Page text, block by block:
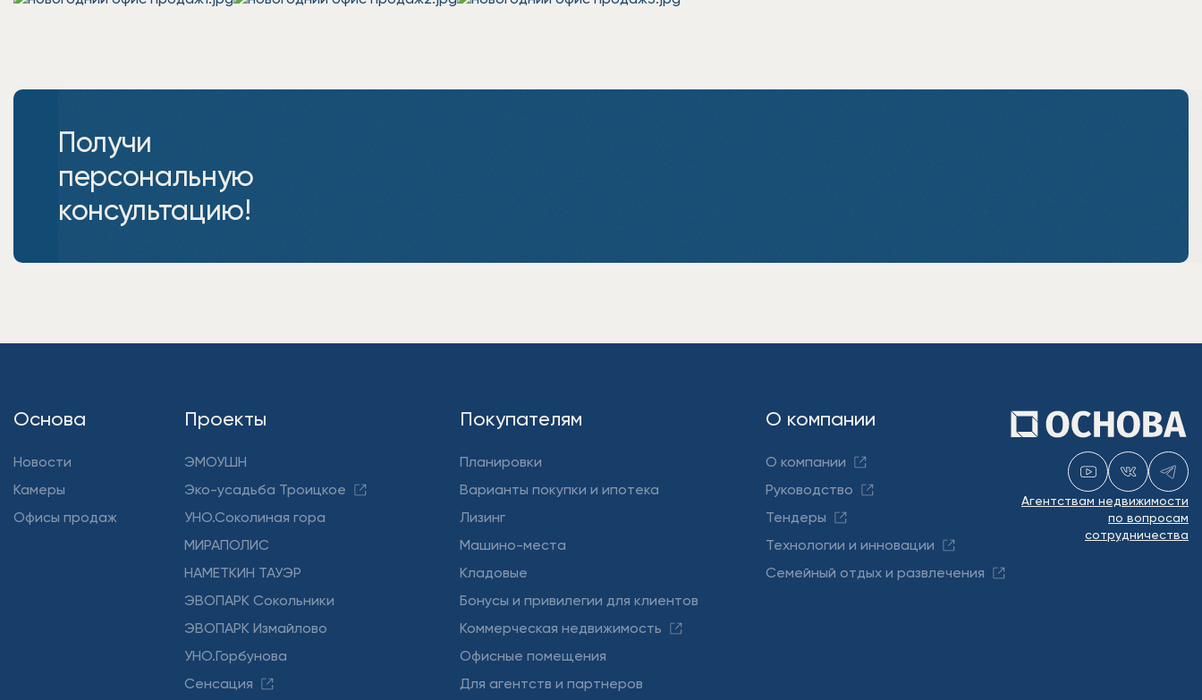
Получи
персональную
консультацию!
Основа
Новости
Камеры
Офисы продаж
Проекты
ЭМОУШН
Эко-усадьба Троицкое
УНО.Соколиная гора
МИРАПОЛИС
НАМЕТКИН ТАУЭР
ЭВОПАРК Сокольники
ЭВОПАРК Измайлово
УНО.Горбунова
Сенсация
Покупателям
Планировки
Варианты покупки и ипотека
Лизинг
Машино-места
Кладовые
Бонусы и привилегии для клиентов
Коммерческая недвижимость
Офисные помещения
Для агентств и партнеров
О компании
О компании
Руководство
Тендеры
Технологии и инновации
Семейный отдых и развлечения
Агентствам недвижимости
по вопросам
сотрудничества